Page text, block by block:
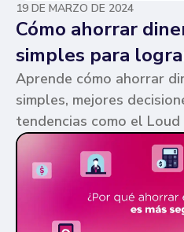
19 DE MARZO DE 2024
Cómo ahorrar
simples para
Aprende cómo ahorrar
simples, mejores
tendencias como el
pueden ayudarte a